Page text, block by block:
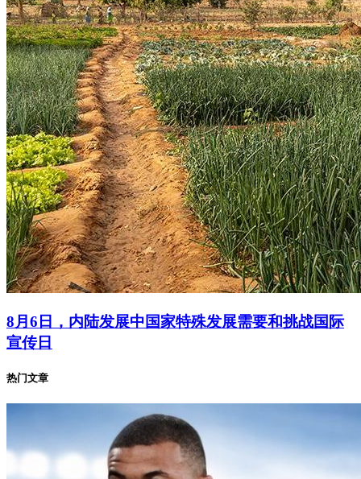
8月6日，内陆发展中国家特殊发展需要和挑战国际
宣传日
热门文章